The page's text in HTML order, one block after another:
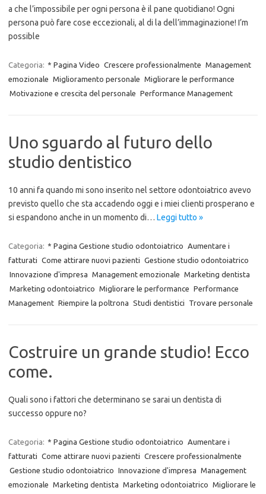
a che l’impossibile per ogni persona è il pane quotidiano! Ogni
persona può fare cose eccezionali, al di la dell’immaginazione! I’m
possible
Categoria: * Pagina Video Crescere professionalmente Management
emozionale Miglioramento personale Migliorare le performance
Motivazione e crescita del personale Performance Management
Uno sguardo al futuro dello
studio dentistico
10 anni fa quando mi sono inserito nel settore odontoiatrico avevo
previsto quello che sta accadendo oggi e i miei clienti prosperano e
si espandono anche in un momento di… Leggi tutto »
Categoria: * Pagina Gestione studio odontoiatrico Aumentare i
fatturati Come attirare nuovi pazienti Gestione studio odontoiatrico
Innovazione d'impresa Management emozionale Marketing dentista
Marketing odontoiatrico Migliorare le performance Performance
Management Riempire la poltrona Studi dentistici Trovare personale
Costruire un grande studio! Ecco
come.
Quali sono i fattori che determinano se sarai un dentista di
successo oppure no?
Categoria: * Pagina Gestione studio odontoiatrico Aumentare i
fatturati Come attirare nuovi pazienti Crescere professionalmente
Gestione studio odontoiatrico Innovazione d'impresa Management
emozionale Marketing dentista Marketing odontoiatrico Migliorare le